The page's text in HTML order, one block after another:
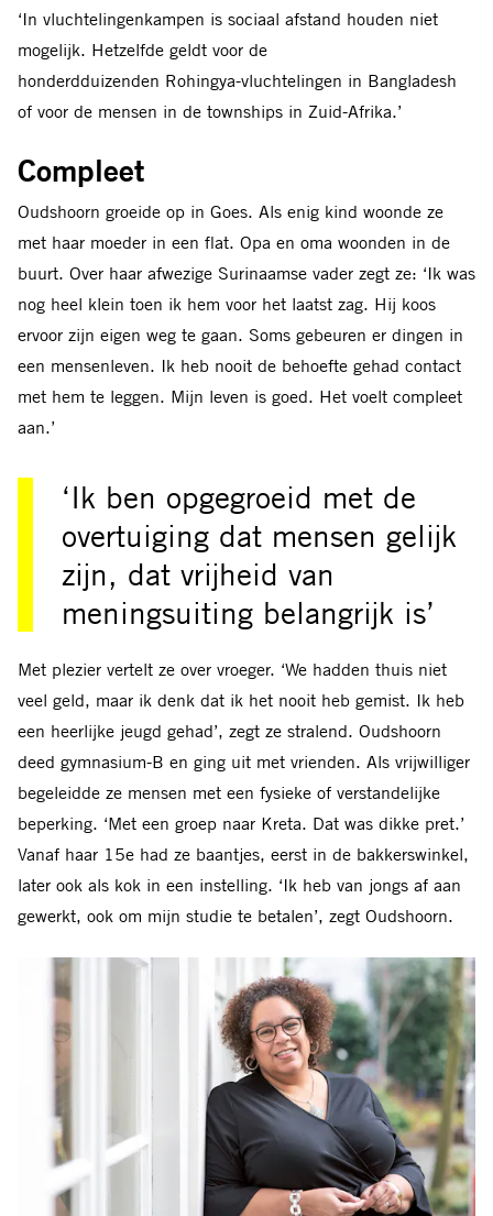
‘In vluchtelingenkampen is sociaal afstand houden niet
mogelijk. Hetzelfde geldt voor de
honderdduizenden Rohingya-vluchtelingen in Bangladesh
of voor de mensen in de townships in Zuid-Afrika.’
Compleet
Oudshoorn groeide op in Goes. Als enig kind woonde ze
met haar moeder in een flat. Opa en oma woonden in de
buurt. Over haar afwezige Surinaamse vader zegt ze: ‘Ik was
nog heel klein toen ik hem voor het laatst zag. Hij koos
ervoor zijn eigen weg te gaan. Soms gebeuren er dingen in
een mensenleven. Ik heb nooit de behoefte gehad contact
met hem te leggen. Mijn leven is goed. Het voelt compleet
aan.’
‘Ik ben opgegroeid met de
overtuiging dat mensen gelijk
zijn, dat vrijheid van
meningsuiting belangrijk is’
Met plezier vertelt ze over vroeger. ‘We hadden thuis niet
veel geld, maar ik denk dat ik het nooit heb gemist. Ik heb
een heerlijke jeugd gehad’, zegt ze stralend. Oudshoorn
deed gymnasium-B en ging uit met vrienden. Als vrijwilliger
begeleidde ze mensen met een fysieke of verstandelijke
beperking. ‘Met een groep naar Kreta. Dat was dikke pret.’
Vanaf haar 15e had ze baantjes, eerst in de bakkerswinkel,
later ook als kok in een instelling. ‘Ik heb van jongs af aan
gewerkt, ook om mijn studie te betalen’, zegt Oudshoorn.